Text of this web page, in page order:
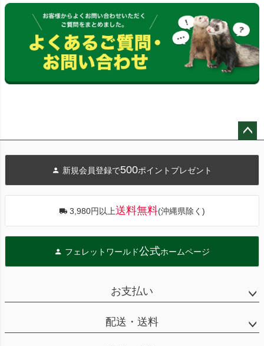
へ
新規会員登録で500ポイントプレゼント
3,980円以上送料無料(沖縄県除く)
フェレットワールド公式ホームページ
お支払い
配送・送料